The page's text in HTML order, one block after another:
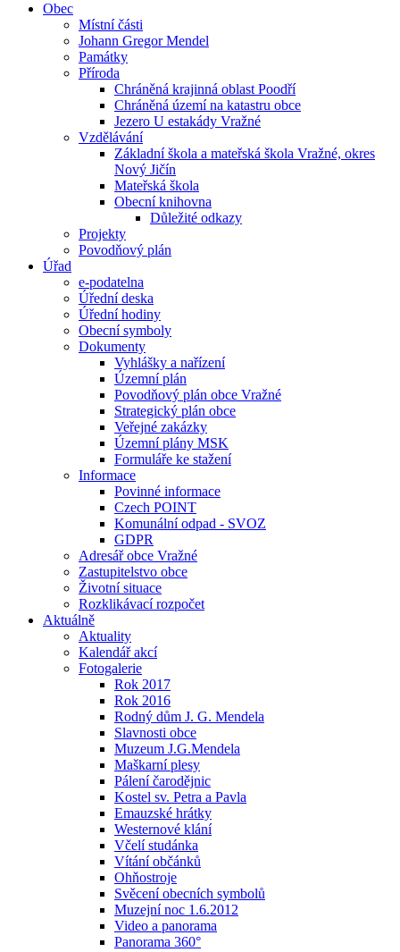
Obec
Místní části
Johann Gregor Mendel
Památky
Příroda
Chráněná krajinná oblast Poodří
Chráněná území na katastru obce
Jezero U estakády Vražné
Vzdělávání
Základní škola a mateřská škola Vražné, okres
Nový Jičín
Mateřská škola
Obecní knihovna
Důležité odkazy
Projekty
Povodňový plán
Úřad
e-podatelna
Úřední deska
Úřední hodiny
Obecní symboly
Dokumenty
Vyhlášky a nařízení
Územní plán
Povodňový plán obce Vražné
Strategický plán obce
Veřejné zakázky
Územní plány MSK
Formuláře ke stažení
Informace
Povinné informace
Czech POINT
Komunální odpad - SVOZ
GDPR
Adresář obce Vražné
Zastupitelstvo obce
Životní situace
Rozklikávací rozpočet
Aktuálně
Aktuality
Kalendář akcí
Fotogalerie
Rok 2017
Rok 2016
Rodný dům J. G. Mendela
Slavnosti obce
Muzeum J.G.Mendela
Maškarní plesy
Pálení čarodějnic
Kostel sv. Petra a Pavla
Emauzské hrátky
Westernové klání
Včelí studánka
Vítání občánků
Ohňostroje
Svěcení obecních symbolů
Muzejní noc 1.6.2012
Video a panorama
Panorama 360°